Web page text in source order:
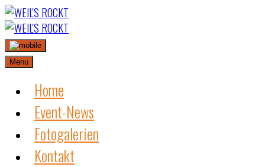
Skip
to
content
Menu
Home
Event-News
Fotogalerien
Kontakt